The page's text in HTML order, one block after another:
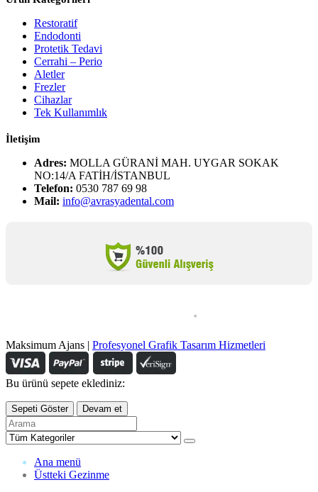
Restoratif
Endodonti
Protetik Tedavi
Cerrahi – Perio
Aletler
Frezler
Cihazlar
Tek Kullanımlık
İletişim
Adres: MOLLA GÜRANİ MAH. UYGAR SOKAK
NO:14/A FATİH/İSTANBUL
Telefon: 0530 787 69 98
Mail: info@avrasyadental.com
Maksimum Ajans | Profesyonel Grafik Tasarım Hizmetleri
Bu ürünü sepete eklediniz:
Sepeti Göster Devam et
Ana menü
Üstteki Gezinme